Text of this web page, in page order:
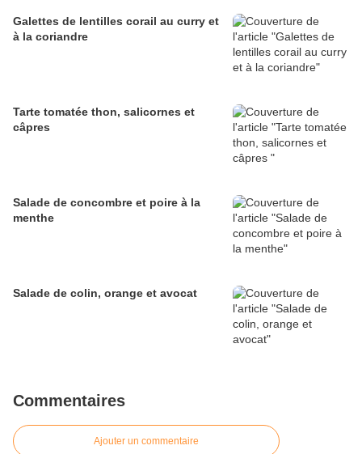
Galettes de lentilles corail au curry et
à la coriandre
Tarte tomatée thon, salicornes et
câpres
Salade de concombre et poire à la
menthe
Salade de colin, orange et avocat
Commentaires
Ajouter un commentaire